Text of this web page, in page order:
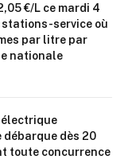
€/L ce mardi 4
stations-service où
par litre par
nationale
électrique
débarque dès 20
toute concurrence